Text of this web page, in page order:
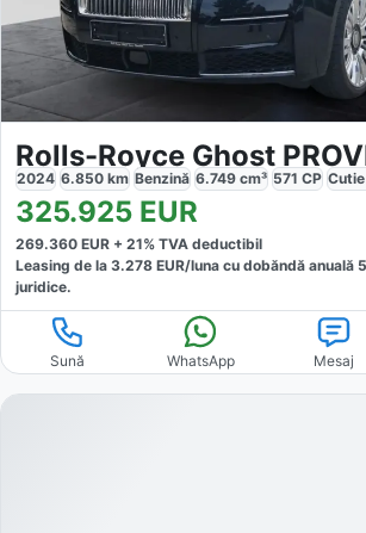
Rolls-Royce Ghost
2024 6.850 km Benzină 6.749 cm³ 571 CP Cutie
325.925 EUR
269.360 EUR + 21% TVA deductibil
Leasing de la 3.278 EUR/luna cu dobăndă anuală
juridice.
Sună WhatsApp Mesaj